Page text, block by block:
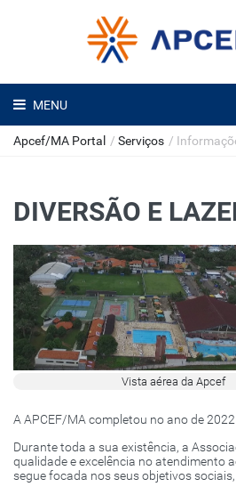
MENU
Apcef/MA Portal / Serviços /
DIVERSÃO E
Vista aérea da Apcef
A APCEF/MA completou no ano de
Durante toda a sua existência, a
qualidade e excelência no atendimento
segue focada nos seus objetivos